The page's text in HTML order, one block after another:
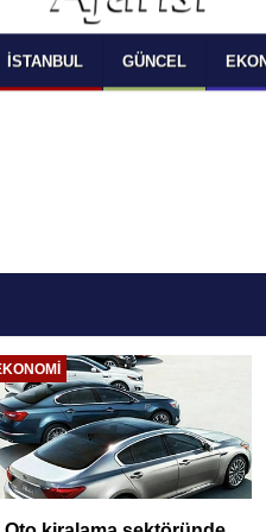
SELECT LANGUAGE
OKUMAK
İSTANBUL GÜNCEL